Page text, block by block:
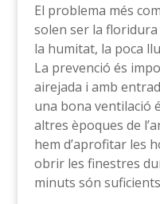
El problema més
solen ser la
la humitat, la poca
La prevenció és
airejada i amb
una bona ventilació
altres èpoques de
hem d’aprofitar les
obrir les finestres
minuts són